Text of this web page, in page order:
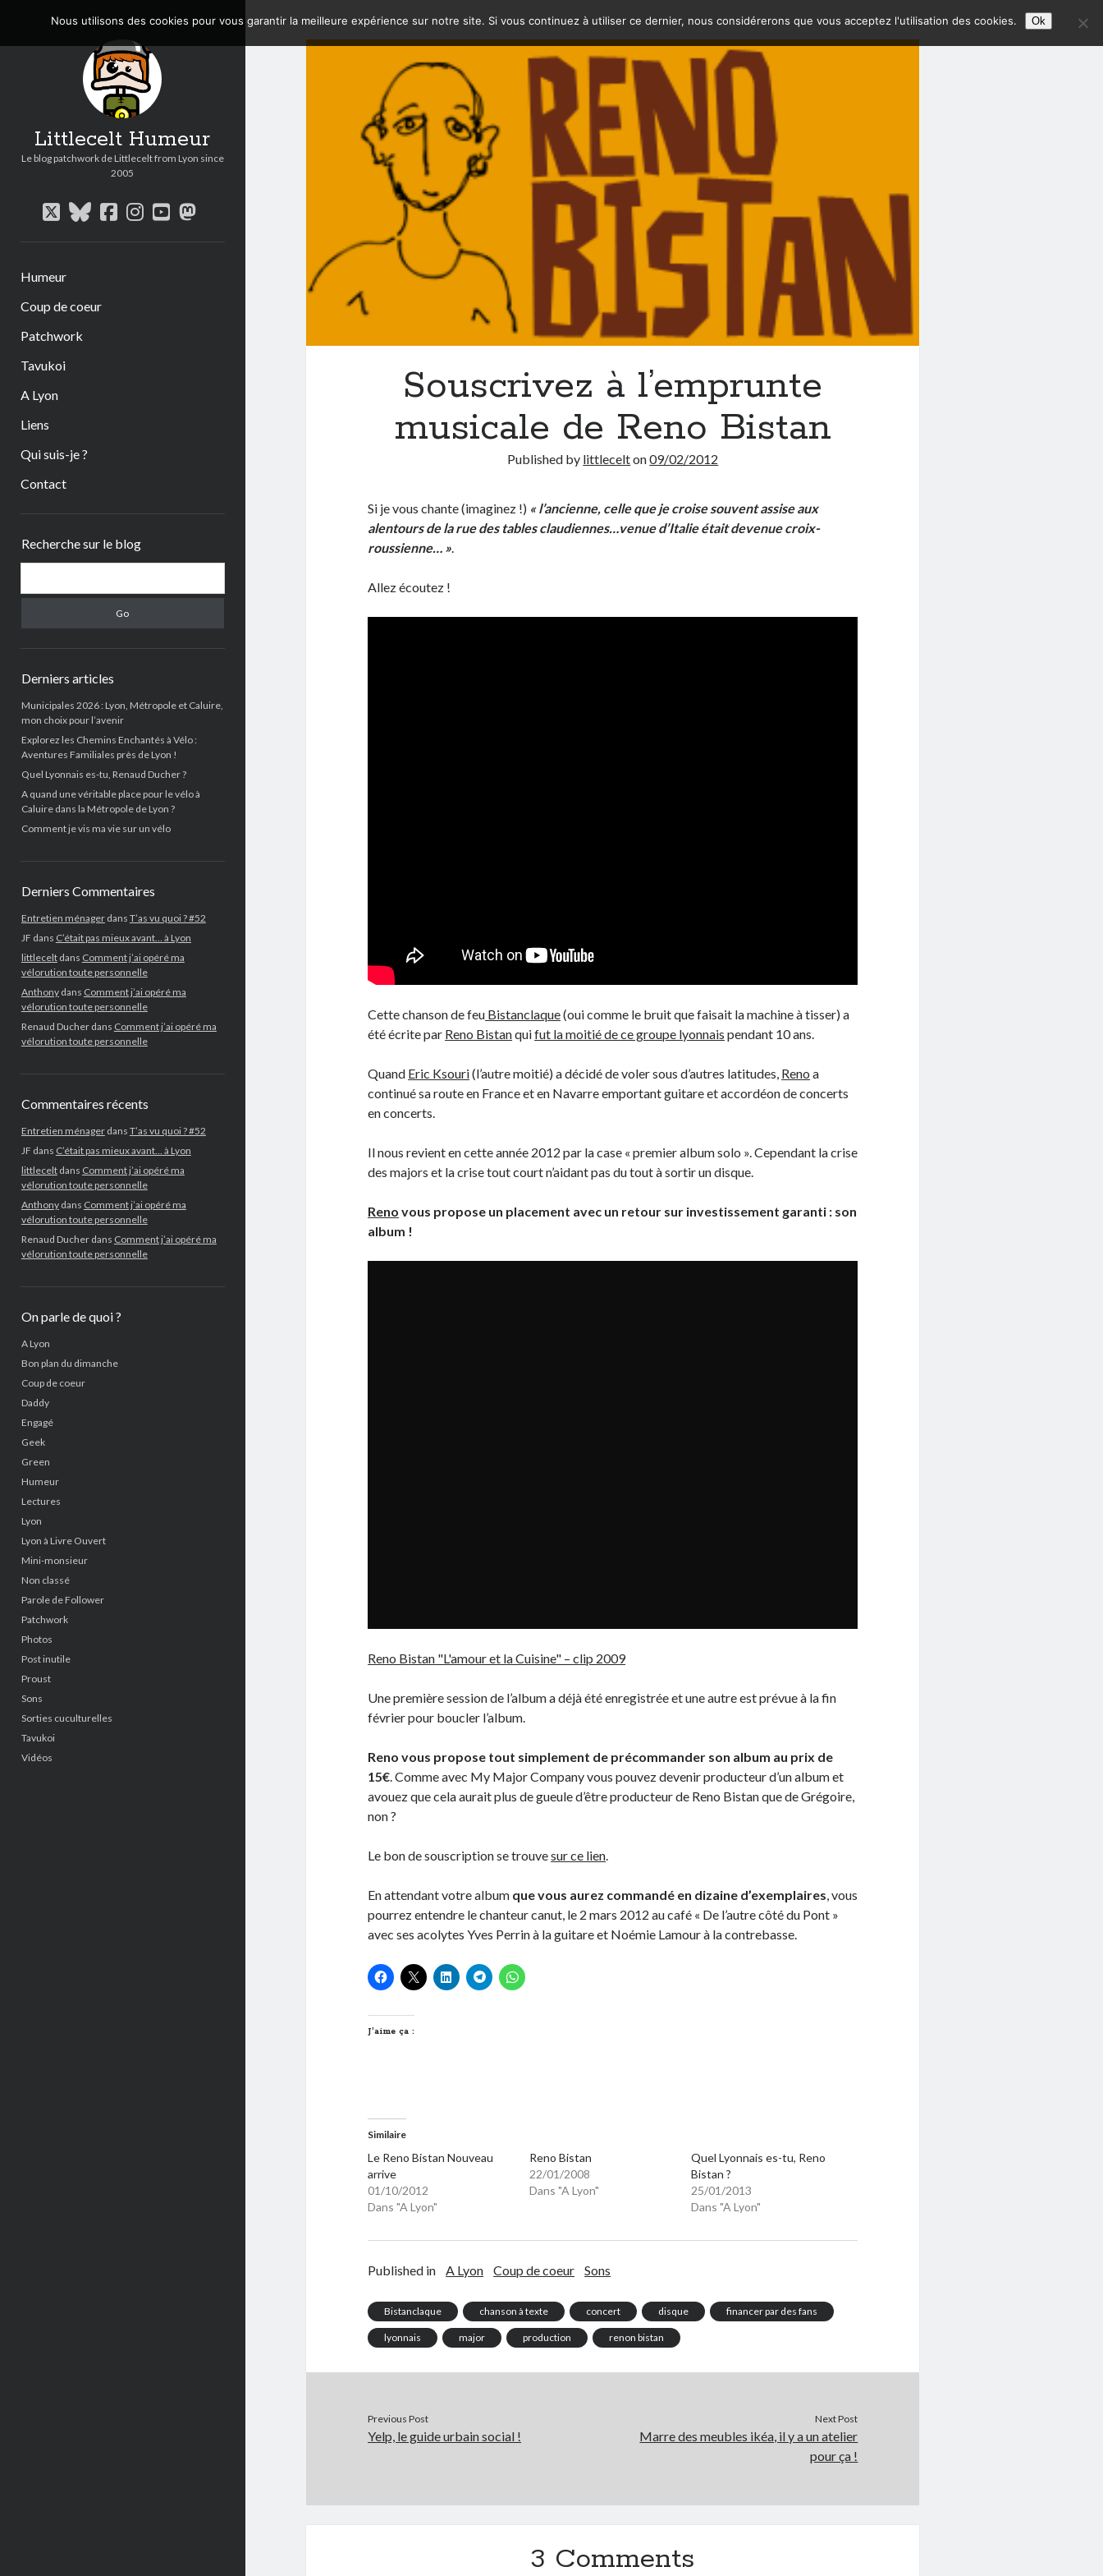
Littlecelt Humeur
Le blog patchwork de Littlecelt from Lyon since
2005
twitterbluesky
facebook
instagram
youtube
mastodon
Humeur
Coup de coeur
Patchwork
Tavukoi
A Lyon
Liens
Qui suis-je ?
Contact
Recherche sur le blog
Derniers articles
Municipales 2026 : Lyon, Métropole et Caluire,
mon choix pour l’avenir
Explorez les Chemins Enchantés à Vélo :
Aventures Familiales près de Lyon !
Quel Lyonnais es-tu, Renaud Ducher ?
A quand une véritable place pour le vélo à
Caluire dans la Métropole de Lyon ?
Comment je vis ma vie sur un vélo
Derniers Commentaires
Entretien ménagerdans T’as vu quoi ? #52
JF dans C’était pas mieux avant… à Lyon
littleceltdans Comment j’ai opéré ma
vélorution toute personnelle
Anthonydans Comment j’ai opéré ma
vélorution toute personnelle
Renaud Ducherdans Comment j’ai opéré ma
vélorution toute personnelle
Commentaires récents
Entretien ménagerdans T’as vu quoi ? #52
JF dans C’était pas mieux avant… à Lyon
littleceltdans Comment j’ai opéré ma
vélorution toute personnelle
Anthonydans Comment j’ai opéré ma
vélorution toute personnelle
Renaud Ducherdans Comment j’ai opéré ma
vélorution toute personnelle
On parle de quoi ?
A Lyon
Bon plan du dimanche
Coup de coeur
Daddy
Engagé
Geek
Green
Humeur
Lectures
Lyon
Lyon à Livre Ouvert
Mini-monsieur
Non classé
Parole de Follower
Patchwork
Photos
Post inutile
Proust
Sons
Sorties cuculturelles
Tavukoi
Vidéos
Souscrivez à l’emprunte
musicale de Reno Bistan
Published by littlecelton09/02/2012
Si je vous chante (imaginez !) « l’ancienne, celle que je croise souvent assise aux
alentours de la rue des tables claudiennes…venue d’Italie était devenue croix-
roussienne… ».
Allez écoutez !
Cette chanson de feu Bistanclaque(oui comme le bruit que faisait la machine à tisser) a
été écrite par Reno Bistanquifut la moitié de ce groupe lyonnais pendant 10 ans.
Quand Eric Ksouri(l’autre moitié) a décidé de voler sous d’autres latitudes, Reno a
continué sa route en France et en Navarre emportant guitare et accordéon de concerts
en concerts.
Il nous revient en cette année 2012 par la case « premier album solo ». Cependant la crise
des majors et la crise tout court n’aidant pas du tout à sortir un disque.
Reno vous propose un placement avec un retour sur investissement garanti : son
album !
Reno Bistan "L'amour et la Cuisine" – clip 2009
Une première session de l’album a déjà été enregistrée et une autre est prévue à la fin
février pour boucler l’album.
Reno vous propose tout simplement de précommander son album au prix de
15€. Comme avec My Major Company vous pouvez devenir producteur d’un album et
avouez que cela aurait plus de gueule d’être producteur de Reno Bistan que de Grégoire,
non ?
Le bon de souscription se trouvesur ce lien.
En attendant votre album que vous aurez commandé en dizaine d’exemplaires, vous
pourrez entendre le chanteur canut, le 2 mars 2012 au café « De l’autre côté du Pont »
avec ses acolytes Yves Perrin à la guitare et Noémie Lamour à la contrebasse.
J’aime ça :
Similaire
Le Reno Bistan Nouveau
arrive
01/10/2012
Dans "A Lyon"
Reno Bistan
22/01/2008
Dans "A Lyon"
Quel Lyonnais es-tu, Reno
Bistan ?
25/01/2013
Dans "A Lyon"
Published in A Lyon Coup de coeur Sons
Bistanclaque chanson à texte concert disque financer par des fans
lyonnais major production renon bistan
Previous Post
Yelp, le guide urbain social !
Next Post
Marre des meubles ikéa, il y a un atelier
pour ça !
3 Comments
Nous utilisons des cookies pour vous garantir la meilleure expérience sur notre site. Si vous continuez à utiliser ce dernier, nous considérerons que vous acceptez l'utilisation des cookies. Ok